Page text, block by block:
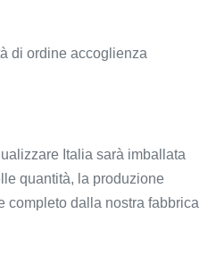
di ordine accoglienza
Italia sarà imballata
quantità, la produzione
completo dalla nostra fabbrica